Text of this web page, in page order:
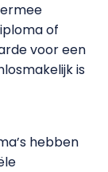
of
voor een
is
hebben